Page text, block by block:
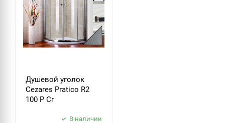
Душевой уголок
Cezares Pratico R2
100 P Cr
В наличии